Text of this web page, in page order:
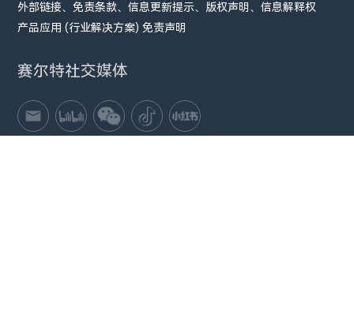
外部链接、免责条款、信息更新提示、版权声明、信息解释权
产品应用 (行业解决方案) 免责声明
赛尔特社交媒体